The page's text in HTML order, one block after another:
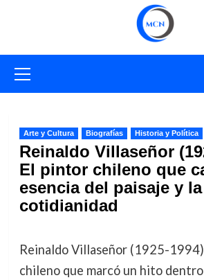
primario
Arte y Cultura Biografías Historia y Política
Reinaldo Villaseñor
El pintor chileno que
esencia del paisaje y la
cotidianidad
Reinaldo Villaseñor (1925-
chileno que marcó un hito